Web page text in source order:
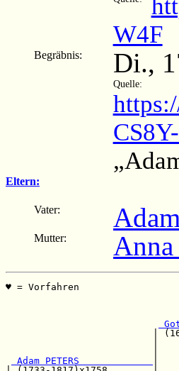
W4F
Begräbnis: Di.,
Quelle:
Eltern:
Vater:
Mutter: Anna
♥ = Vorfahren
Adam PETERS